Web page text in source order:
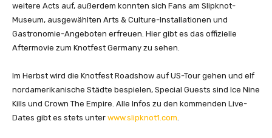
e
i
g
n
weitere Acts auf, außerdem konnten sich Fans am Slipknot-
Museum, ausgewählten Arts & Culture-Installationen und
Gastronomie-Angeboten erfreuen. Hier gibt es das offizielle
Aftermovie zum Knotfest Germany zu sehen.
Im Herbst wird die Knotfest Roadshow auf US-Tour gehen und elf
nordamerikanische Städte bespielen, Special Guests sind Ice Nine
Kills und Crown The Empire. Alle Infos zu den kommenden Live-
Dates gibt es stets unter www.slipknot1.com